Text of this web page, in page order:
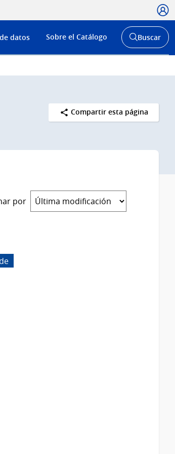
Menú
de
datos Sobre el Catálogo
Abrir
buscador
Buscar
Compartir esta página
por